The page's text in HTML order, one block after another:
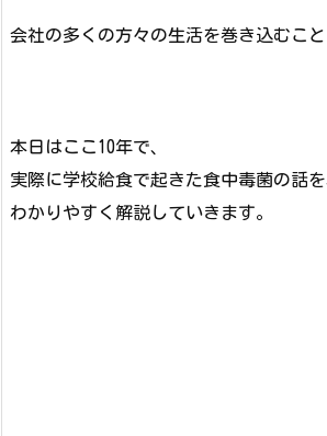
会社の多くの方々の生活を巻き込むこと
本日はここ10年で、
実際に学校給食で起きた食中毒菌の話を
わかりやすく解説していきます。